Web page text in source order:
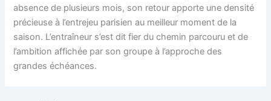
absence de plusieurs mois, son retour apporte une densité
précieuse à l’entrejeu parisien au meilleur moment de la
saison. L’entraîneur s’est dit fier du chemin parcouru et de
l’ambition affichée par son groupe à l’approche des
grandes échéances.